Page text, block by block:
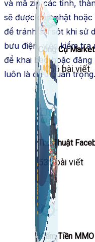
Công Cụ
1,066 bài viết
Thủ Thuật
536 bài viết
Kiếm Tiền MMO
và mã zip các tỉnh,
sẽ được cập nhật
để tránh sai sót khi sử
bưu điện, việc kiểm
để khai báo hoặc
luôn là điều quan trọng.